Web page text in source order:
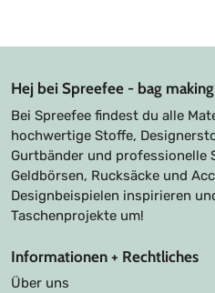
Hej bei Spreefee - bag
Bei Spreefee findest du alle
hochwertige Stoffe,
Gurtbänder und professionelle
Geldbörsen, Rucksäcke und
Designbeispielen inspirieren
Taschenprojekte um!
Informationen + Rechtliches
Über uns